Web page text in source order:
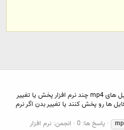
یه نرم افزار کم حجم می خوام برای پخش فایل های mp4 چند نرم افزار پخش یا تغییر
ها رو پخش کنند یا تغییر بدن اگر نرم
پاسخ ها: 0 انجمن: نرم افزار